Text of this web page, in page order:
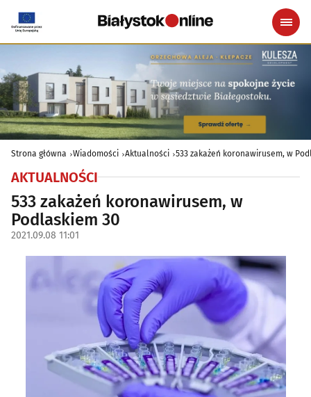
Strona główna Wiadomości Aktualności 533 zakażeń koronawirusem, w
AKTUALNOŚCI
533 zakażeń koronawirusem, w
Podlaskiem 30
2021.09.08 11:01